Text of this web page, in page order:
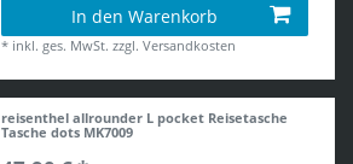
In den Warenkorb
* inkl. ges. MwSt. zzgl.Versandkosten
reisenthel allrounder L pocket Reisetasche
Tasche dots MK7009